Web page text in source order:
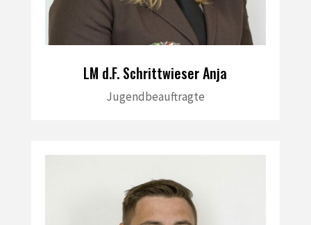
LM d.F. Schrittwieser Anja
Jugendbeauftragte